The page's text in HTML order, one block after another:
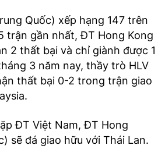
Quốc) xếp hạng 147 trên
trận gần nhất, ĐT Hong Kong
2 thất bại và chỉ giành được 1
3 năm nay, thầy trò HLV
thất bại 0-2 trong trận giao
ĐT Việt Nam, ĐT Hong
sẽ đá giao hữu với Thái Lan.